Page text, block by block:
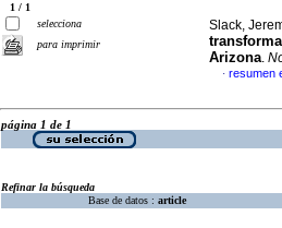
1 / 1
selecciona
para imprimir
Slack,
Arizona.
· resumen
página 1 de 1
Refinar la búsqueda
Base de datos : article